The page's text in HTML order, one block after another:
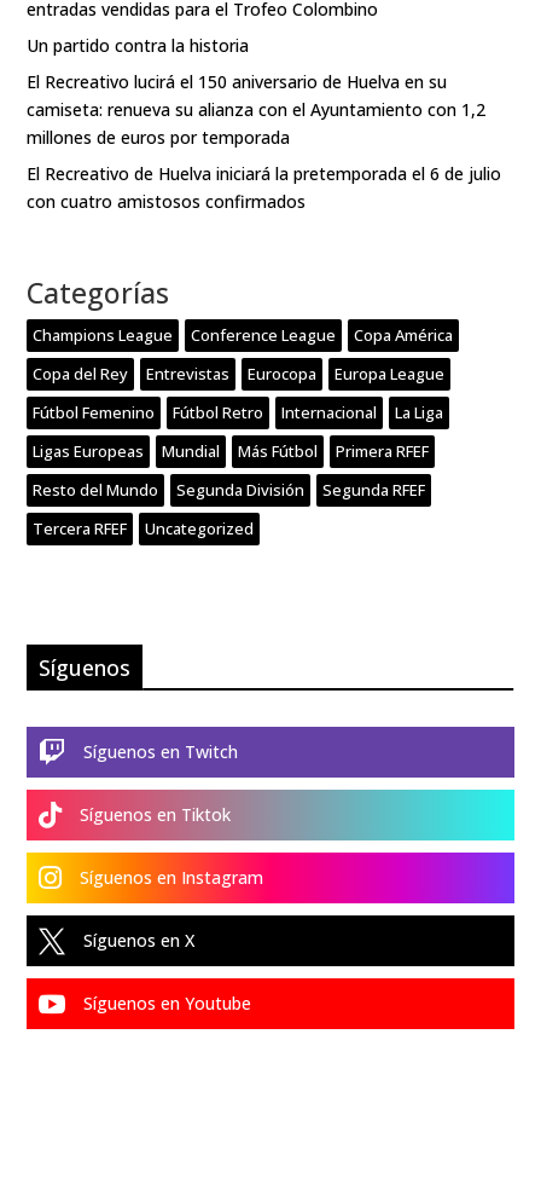
entradas vendidas para el Trofeo Colombino
Un partido contra la historia
El Recreativo lucirá el 150 aniversario de Huelva en su
camiseta: renueva su alianza con el Ayuntamiento con 1,2
millones de euros por temporada
El Recreativo de Huelva iniciará la pretemporada el 6 de julio
con cuatro amistosos confirmados
Categorías
Champions League Conference League
Copa América
Copa del Rey
Entrevistas Eurocopa
Europa League
Fútbol Femenino
Fútbol Retro Internacional
La Liga
Ligas Europeas
Mundial Más Fútbol
Primera RFEF
Resto del Mundo
Segunda División
Segunda RFEF
Tercera RFEF
Uncategorized
Síguenos
 Síguenos en Twitch
 Síguenos en Tiktok
 Síguenos en Instagram
 Síguenos en X
 Síguenos en Youtube